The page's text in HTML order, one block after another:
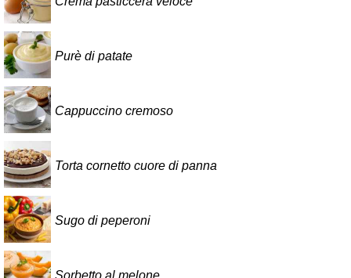
Purè di patate
Cappuccino cremoso
Torta cornetto cuore di panna
Sugo di peperoni
Sorbetto al melone